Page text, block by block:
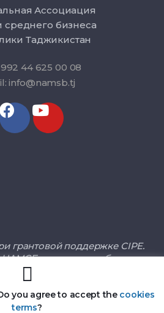
Ассоциация
среднего бизнеса
Таджикистан
44 625 00 08
info@namsb.tj
грантовой поддержке CIPE.
не является объектом
а также не отражает взгляды
и позицию.
you agree to accept the cookies
terms?